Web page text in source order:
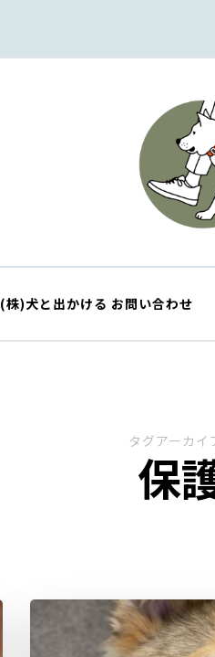
株式会社犬
犬と出かけるよ
(株)犬と出かける お問い合わせ
タグアーカイ
保